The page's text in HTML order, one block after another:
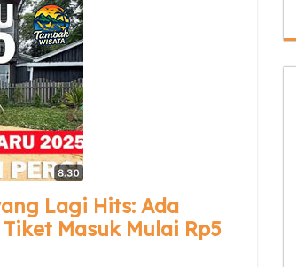
Lagi Hits: Ada
Masuk Mulai Rp5